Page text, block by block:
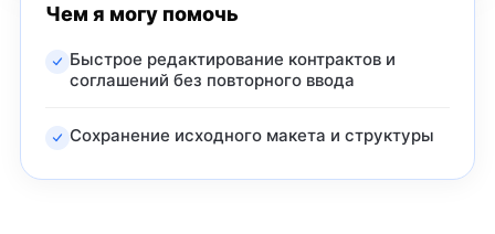
Чем я могу помочь
Быстрое редактирование контрактов и
соглашений без повторного ввода
Сохранение исходного макета и структуры